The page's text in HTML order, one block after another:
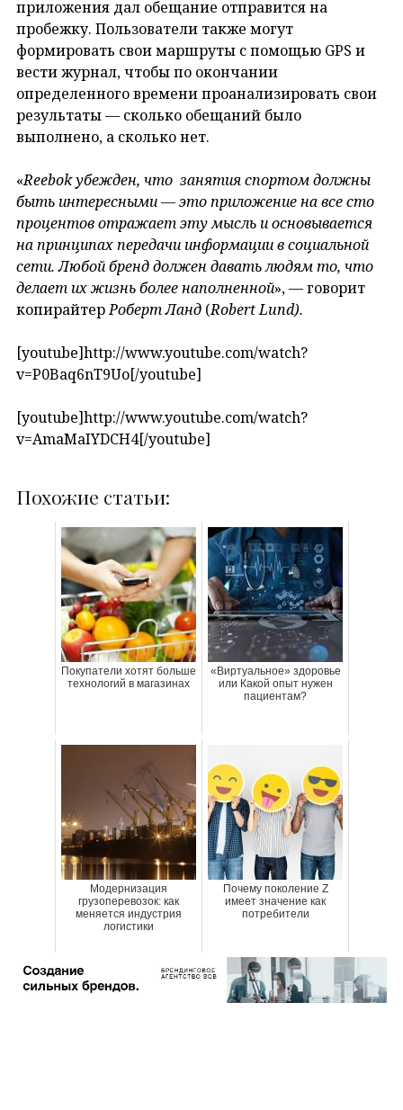
приложения дал обещание отправится на
пробежку. Пользователи также могут
формировать свои маршруты с помощью GPS и
вести журнал, чтобы по окончании
определенного времени проанализировать свои
результаты — сколько обещаний было
выполнено, а сколько нет.
«Reebok убежден, что занятия спортом должны
быть интересными — это приложение на все сто
процентов отражает эту мысль и основывается
на принципах передачи информации в социальной
сети. Любой бренд должен давать людям то, что
делает их жизнь более наполненной», — говорит
копирайтер Роберт Ланд (Robert Lund).
[youtube]http://www.youtube.com/watch?
v=P0Baq6nT9Uo[/youtube]
[youtube]http://www.youtube.com/watch?
v=AmaMaIYDCH4[/youtube]
Похожие статьи:
Покупатели хотят больше
технологий в магазинах
«Виртуальное» здоровье
или Какой опыт нужен
пациентам?
Модернизация
грузоперевозок: как
меняется индустрия
логистики
Почему поколение Z
имеет значение как
потребители